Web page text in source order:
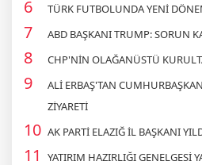
TÜRK FUTBOLUNDA YENİ
ABD BAŞKANI TRUMP: SORUN
CHP'NİN OLAĞANÜSTÜ
ALİ ERBAŞ'TAN
ZİYARETİ
AK PARTİ ELAZIĞ İL BAŞKANI
YATIRIM HAZIRLIĞI GENELGESİ